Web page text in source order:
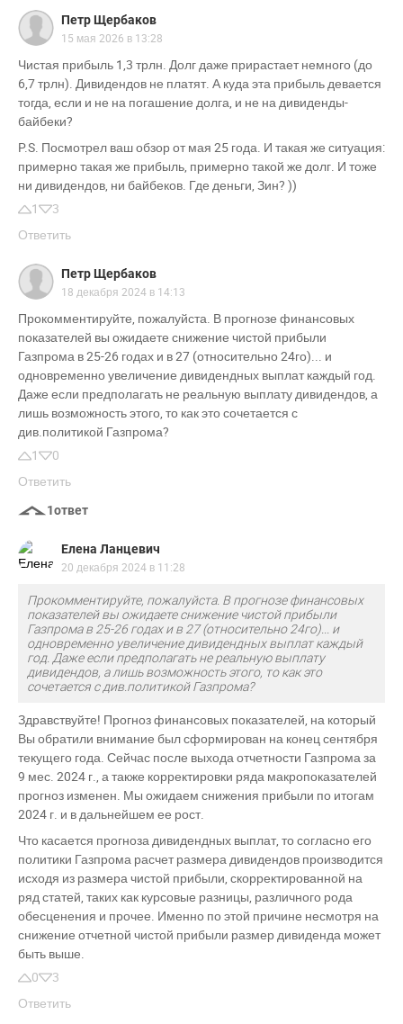
Петр Щербаков
15 мая 2026 в 13:28
Чистая прибыль 1,3 трлн. Долг даже прирастает немного (до
6,7 трлн). Дивидендов не платят. А куда эта прибыль девается
тогда, если и не на погашение долга, и не на дивиденды-
байбеки?
P.S. Посмотрел ваш обзор от мая 25 года. И такая же ситуация:
примерно такая же прибыль, примерно такой же долг. И тоже
ни дивидендов, ни байбеков. Где деньги, Зин? ))
1
3
Ответить
Петр Щербаков
18 декабря 2024 в 14:13
Прокомментируйте, пожалуйста. В прогнозе финансовых
показателей вы ожидаете снижение чистой прибыли
Газпрома в 25-26 годах и в 27 (относительно 24го)... и
одновременно увеличение дивидендных выплат каждый год.
Даже если предполагать не реальную выплату дивидендов, а
лишь возможность этого, то как это сочетается с
див.политикой Газпрома?
1
0
Ответить
1ответ
Елена Ланцевич
20 декабря 2024 в 11:28
Прокомментируйте, пожалуйста. В прогнозе финансовых
показателей вы ожидаете снижение чистой прибыли
Газпрома в 25-26 годах и в 27 (относительно 24го)... и
одновременно увеличение дивидендных выплат каждый
год. Даже если предполагать не реальную выплату
дивидендов, а лишь возможность этого, то как это
сочетается с див.политикой Газпрома?
Здравствуйте! Прогноз финансовых показателей, на который
Вы обратили внимание был сформирован на конец сентября
текущего года. Сейчас после выхода отчетности Газпрома за
9 мес. 2024 г., а также корректировки ряда макропоказателей
прогноз изменен. Мы ожидаем снижения прибыли по итогам
2024 г. и в дальнейшем ее рост.
Что касается прогноза дивидендных выплат, то согласно его
политики Газпрома расчет размера дивидендов производится
исходя из размера чистой прибыли, скорректированной на
ряд статей, таких как курсовые разницы, различного рода
обесценения и прочее. Именно по этой причине несмотря на
снижение отчетной чистой прибыли размер дивиденда может
быть выше.
0
3
Ответить